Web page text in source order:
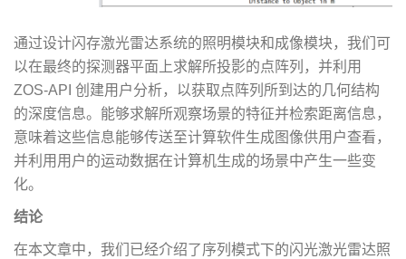
通过设计闪存激光雷达系统的照明模块和成像模块，我们可
以在最终的探测器平面上求解所投影的点阵列，并利用
ZOS-API 创建用户分析，以获取点阵列所到达的几何结构
的深度信息。能够求解所观察场景的特征并检索距离信息，
意味着这些信息能够传送至计算软件生成图像供用户查看，
并利用用户的运动数据在计算机生成的场景中产生一些变
化。
结论
在本文章中，我们已经介绍了序列模式下的闪光激光雷达照